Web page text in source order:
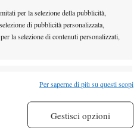
per la selezione della pubblicità,
di pubblicità personalizzata,
la selezione di contenuti personalizzati,
Per saperne di più su questi scopi
Gestisci opzioni